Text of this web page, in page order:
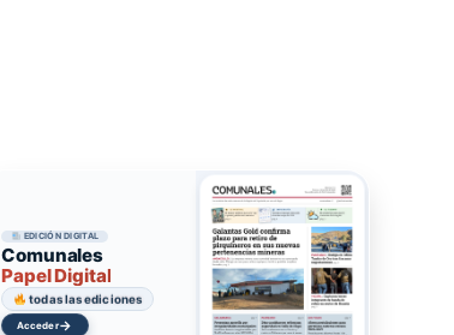
EDICIÓN DIGITAL
Comunales
Papel Digital
todas las ediciones
Acceder→